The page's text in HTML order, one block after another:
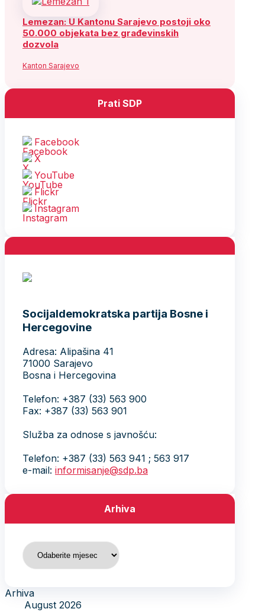
Lemezan: U Kantonu Sarajevo postoji oko
50.000 objekata bez građevinskih
dozvola
Kanton Sarajevo
Prati SDP
Facebook
X
YouTube
Flickr
Instagram
Socijaldemokratska partija Bosne i
Hercegovine
Adresa: Alipašina 41
71000 Sarajevo
Bosna i Hercegovina
Telefon: +387 (33) 563 900
Fax: +387 (33) 563 901
Služba za odnose s javnošću:
Telefon: +387 (33) 563 941 ; 563 917
e-mail: informisanje@sdp.ba
Arhiva
Arhiva
Arhiva
August 2026